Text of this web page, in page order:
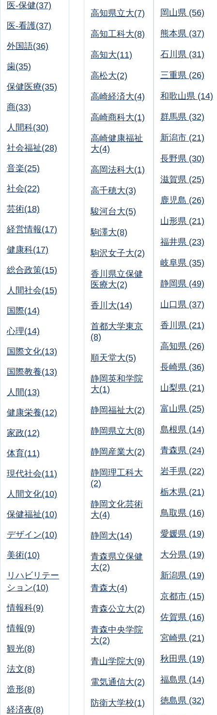
医-保健(37)
医-看護(37)
外国語(36)
歯(35)
保健医療(35)
商(33)
人間科(30)
社会福祉(28)
音楽(25)
社会(22)
芸術(18)
経営情報(17)
健康科(17)
総合政策(15)
人間社会(15)
国際(14)
心理(14)
国際文化(13)
国際教養(13)
人間(13)
健康栄養(12)
家政(12)
体育(11)
現代社会(11)
人間文化(10)
保健福祉(10)
デザイン(10)
美術(10)
リハビリテー
ション(10)
情報科(9)
情報(9)
観光(8)
法文(8)
造形(8)
経済夜(8)
高知県立大(7)
高知工科大(8)
高知大(11)
高松大(2)
高崎経済大(4)
高崎商科大(1)
高崎健康福祉
大(4)
高岡法科大(1)
高千穂大(3)
駿河台大(5)
駒澤大(8)
駒沢女子大(2)
香川県立保健
医療大(2)
香川大(14)
首都大学東京
(8)
順天堂大(5)
静岡英和学院
大(1)
静岡福祉大(2)
静岡県立大(8)
静岡産業大(2)
静岡理工科大
(2)
静岡文化芸術
大(4)
静岡大(14)
青森県立保健
大(2)
青森大(4)
青森公立大(2)
青森中央学院
大(2)
青山学院大(9)
電気通信大(2)
防衛大学校(1)
岡山県 (56)
熊本県 (37)
石川県 (31)
三重県 (26)
和歌山県 (14)
群馬県 (32)
新潟市 (21)
長野県 (30)
滋賀県 (25)
鹿児島 (26)
山形県 (21)
福井県 (23)
岐阜県 (35)
静岡県 (49)
山口県 (37)
香川県 (21)
高知県 (26)
長崎県 (36)
山梨県 (21)
富山県 (25)
島根県 (14)
青森県 (24)
岩手県 (22)
栃木県 (21)
鳥取県 (16)
愛媛県 (19)
大分県 (19)
新潟県 (19)
京都市 (15)
佐賀県 (16)
宮崎県 (21)
秋田県 (19)
福島県 (14)
徳島県 (32)